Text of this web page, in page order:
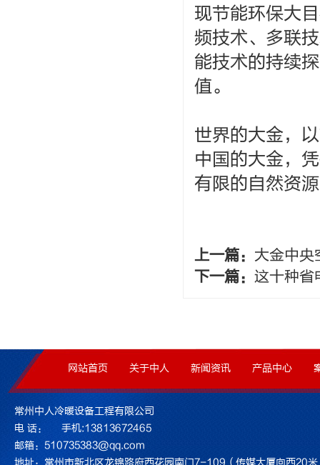
现节能环保大
频技术、多联
能技术的持续
值。
世界的大金，
中国的大金，
有限的自然资
上一篇： 大金中央
下一篇： 这十种省
网站首页 关于中人 新闻资讯 产品中心
常州中人冷暖设备工程有限公司
电 话： 手机:13813672465
邮箱：510735383@qq.com
地址：常州市新北区龙锦路府西花园南门7-109（传媒大厦向西20米